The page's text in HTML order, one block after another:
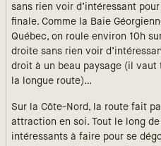
sans rien voir d’intéressant
finale. Comme la Baie
Québec, on roule environ 10h
droite sans rien voir
droit à un beau paysage (il
la longue route)…
Sur la Côte-Nord, la route fait
attraction en soi. Tout le long
intéressants à faire pour se